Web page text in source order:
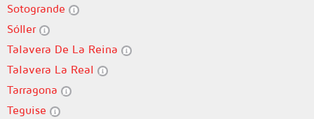
Sotogrande
Sóller
Talavera De La Reina
Talavera La Real
Tarragona
Teguise